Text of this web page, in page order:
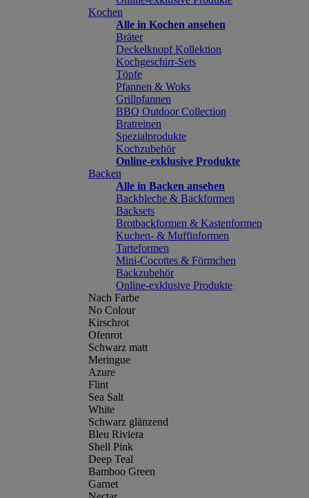
Kochen
Alle in Kochen ansehen
Bräter
Deckelknopf Kollektion
Kochgeschirr-Sets
Töpfe
Pfannen & Woks
Grillpfannen
BBQ Outdoor Collection
Bratreinen
Spezialprodukte
Kochzubehör
Online-exklusive Produkte
Backen
Alle in Backen ansehen
Backbleche & Backformen
Backsets
Brotbackformen & Kastenformen
Kuchen- & Muffinformen
Tarteformen
Mini-Cocottes & Förmchen
Backzubehör
Online-exklusive Produkte
Nach Farbe
No Colour
Kirschrot
Ofenrot
Schwarz matt
Meringue
Azure
Flint
Sea Salt
White
Schwarz glänzend
Bleu Riviera
Shell Pink
Deep Teal
Bamboo Green
Garnet